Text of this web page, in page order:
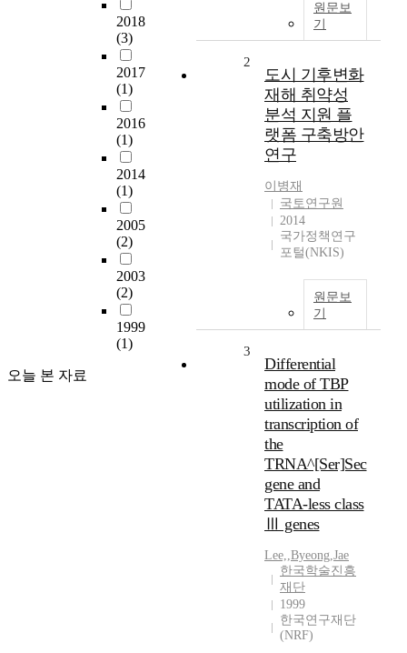
2018
(3)
2017
(1)
2016
(1)
2014
(1)
2005
(2)
2003
(2)
1999
(1)
오늘 본 자료
원문보
기
2
도시 기후변화
재해 취약성
분석 지원 플
랫폼 구축방안
연구
이병재
국토연구원
2014
국가정책연구
포털(NKIS)
원문보
기
3
Differential
mode of TBP
utilization in
transcription of
the
TRNA^[Ser]Sec
gene and
TATA-less class
Ⅲ genes
Lee,,Byeong,Jae
한국학술진흥
재단
1999
한국연구재단
(NRF)